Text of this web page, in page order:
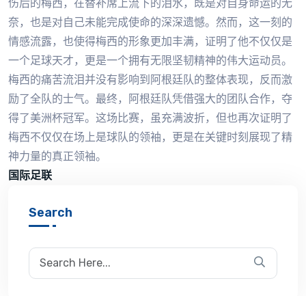
伤后的梅西，在替补席上流下的泪水，既是对自身命运的无
奈，也是对自己未能完成使命的深深遗憾。然而，这一刻的
情感流露，也使得梅西的形象更加丰满，证明了他不仅仅是
一个足球天才，更是一个拥有无限坚韧精神的伟大运动员。
梅西的痛苦流泪并没有影响到阿根廷队的整体表现，反而激
励了全队的士气。最终，阿根廷队凭借强大的团队合作，夺
得了美洲杯冠军。这场比赛，虽充满波折，但也再次证明了
梅西不仅仅在场上是球队的领袖，更是在关键时刻展现了精
神力量的真正领袖。
国际足联
Search